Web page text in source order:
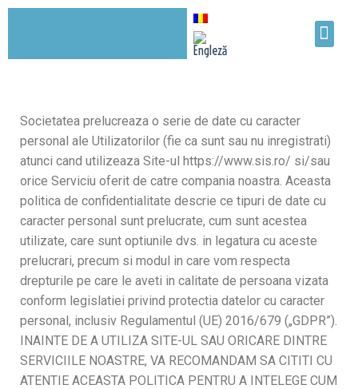
Societatea prelucreaza o serie de date cu caracter
personal ale Utilizatorilor (fie ca sunt sau nu inregistrati)
atunci cand utilizeaza Site-ul https://www.sis.ro/ si/sau
orice Serviciu oferit de catre compania noastra. Aceasta
politica de confidentialitate descrie ce tipuri de date cu
caracter personal sunt prelucrate, cum sunt acestea
utilizate, care sunt optiunile dvs. in legatura cu aceste
prelucrari, precum si modul in care vom respecta
drepturile pe care le aveti in calitate de persoana vizata
conform legislatiei privind protectia datelor cu caracter
personal, inclusiv Regulamentul (UE) 2016/679 („GDPR”).
INAINTE DE A UTILIZA SITE-UL SAU ORICARE DINTRE
SERVICIILE NOASTRE, VA RECOMANDAM SA CITITI CU
ATENTIE ACEASTA POLITICA PENTRU A INTELEGE CUM